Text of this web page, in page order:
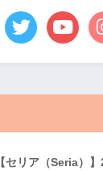
【セリア（Seria）